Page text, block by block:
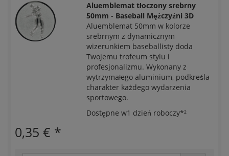
Aluemblemat tłoczony srebrny
50mm - Baseball Mężczyźni 3D
Aluemblemat 50mm w kolorze
srebrnym z dynamicznym
wizerunkiem baseballisty doda
Twojemu trofeum stylu i
profesjonalizmu. Wykonany z
wytrzymałego aluminium, podkreśla
charakter każdego wydarzenia
sportowego.
Dostępne w1 dzień roboczy*²
0,35 € *